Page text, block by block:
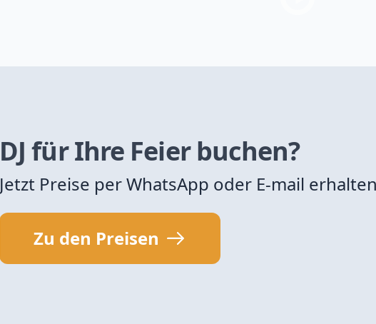
DJ für Ihre Feier buchen?
Jetzt Preise per WhatsApp oder E-mail erhalten
Zu den Preisen